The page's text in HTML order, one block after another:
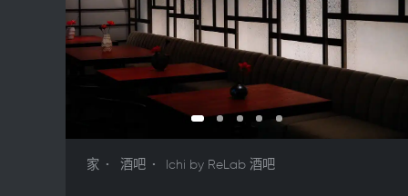
家 酒吧 Ichi by ReLab 酒吧